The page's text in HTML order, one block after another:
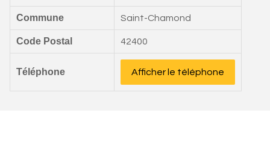
Commune Saint-Chamond
Code Postal 42400
Téléphone Afficher le téléphone